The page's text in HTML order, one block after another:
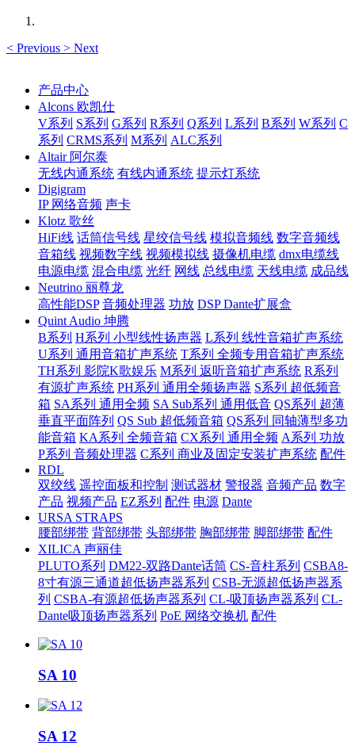
< Previous > Next
产品中心
Alcons 欧凯仕
V系列 S系列 G系列 R系列 Q系列 L系列 B系列 W系列 C
系列 CRMS系列 M系列 ALC系列
Altair 阿尔泰
无线内通系统 有线内通系统 提示灯系统
Digigram
IP 网络音频 声卡
Klotz 歌丝
HiFi线 话筒信号线 星绞信号线 模拟音频线 数字音频线
音箱线 视频数字线 视频模拟线 摄像机电缆 dmx电缆线
电源电缆 混合电缆 光纤 网线 总线电缆 天线电缆 成品线
Neutrino 丽尊龙
高性能DSP 音频处理器 功放 DSP Dante扩展盒
Quint Audio 坤腾
B系列 H系列 小型线性扬声器 L系列 线性音箱扩声系统
U系列 通用音箱扩声系统 T系列 全频专用音箱扩声系统
TH系列 影院K歌娱乐 M系列 返听音箱扩声系统 R系列
有源扩声系统 PH系列 通用全频扬声器 S系列 超低频音
箱 SA系列 通用全频 SA Sub系列 通用低音 QS系列 超薄
垂直平面阵列 QS Sub 超低频音箱 QS系列 同轴薄型多功
能音箱 KA系列 全频音箱 CX系列 通用全频 A系列 功放
P系列 音频处理器 C系列 商业及固定安装扩声系统 配件
RDL
双绞线 遥控面板和控制 测试器材 警报器 音频产品 数字
产品 视频产品 EZ系列 配件 电源 Dante
URSA STRAPS
腰部绑带 背部绑带 头部绑带 胸部绑带 脚部绑带 配件
XILICA 声丽佳
PLUTO系列 DM22-双路Dante话筒 CS-音柱系列 CSBA8-
8寸有源三通道超低扬声器系列 CSB-无源超低扬声器系
列 CSBA-有源超低扬声器系列 CL-吸顶扬声器系列 CL-
Dante吸顶扬声器系列 PoE 网络交换机 配件
SA 10
SA 12